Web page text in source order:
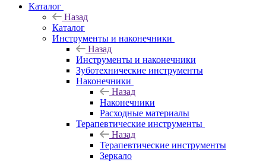
Каталог
Назад
Каталог
Инструменты и наконечники
Назад
Инструменты и наконечники
Зуботехнические инструменты
Наконечники
Назад
Наконечники
Расходные материалы
Терапевтические инструменты
Назад
Терапевтические инструменты
Зеркало